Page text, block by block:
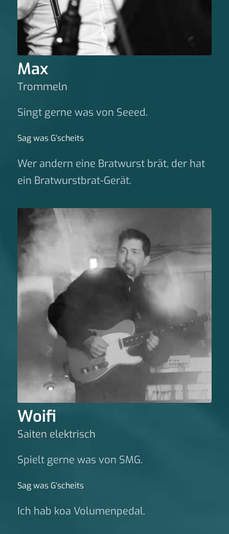
Max
Trommeln
Singt gerne was von Seeed.
Sag was G‘scheits
Wer andern eine Bratwurst brät, der hat
ein Bratwurstbrat-Gerät.
Woifi
Saiten elektrisch
Spielt gerne was von SMG.
Sag was G‘scheits
Ich hab koa Volumenpedal.